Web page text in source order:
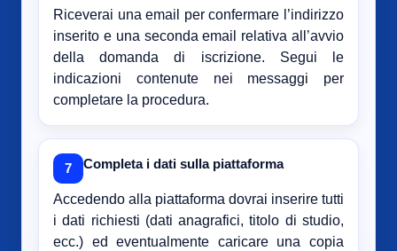
Riceverai una email per confermare l’indirizzo
inserito e una seconda email relativa all’avvio
della domanda di iscrizione. Segui le
indicazioni contenute nei messaggi per
completare la procedura.
7 Completa i dati sulla piattaforma
Accedendo alla piattaforma dovrai inserire tutti
i dati richiesti (dati anagrafici, titolo di studio,
ecc.) ed eventualmente caricare una copia